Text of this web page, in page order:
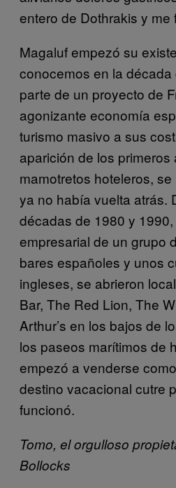
entero de Dothrakis y me
Magaluf empezó su
conocemos en la
parte de un proyecto de
agonizante economía
turismo masivo a sus
aparición de los
mamotretos hoteleros,
ya no había vuelta atrás.
décadas de 1980 y
empresarial de un grupo
bares españoles y unos
ingleses, se abrieron
Bar, The Red Lion, The
Arthur’s en los bajos de
los paseos marítimos de
empezó a venderse
destino vacacional cutre
funcionó.
Tomo, el orgulloso
Bollocks